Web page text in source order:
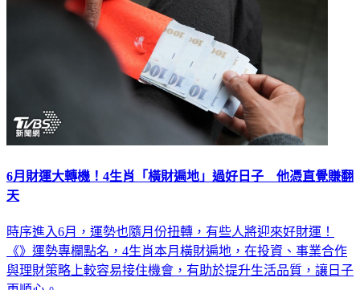
6月財運大轉機！4生肖「橫財遍地」過好日子 他憑直覺賺翻
天
時序進入6月，運勢也隨月份扭轉，有些人將迎來好財運！
《》運勢專欄點名，4生肖本月橫財遍地，在投資、事業合作
與理財策略上較容易接住機會，有助於提升生活品質，讓日子